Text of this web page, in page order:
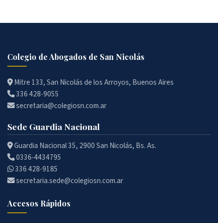
Colegio de Abogados de San Nicolás
Mitre 133, San Nicolás de los Arroyos, Buenos Aires
336 428-9055
secretaria@colegiosn.com.ar
Sede Guardia Nacional
Guardia Nacional 35, 2900 San Nicolás, Bs. As.
0336-4434795
336 428-9185
secretaria.sede@colegiosn.com.ar
Accesos Rápidos